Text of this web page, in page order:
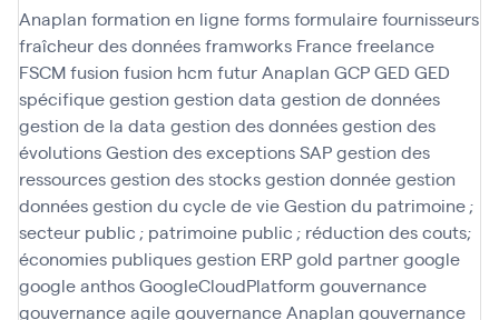
Anaplan formation en ligneformsformulairefournisseurs
fraîcheur des donnéesframworks Francefreelance
FSCMfusion fusion hcm futur Anaplan GCPGED GED
spécifiquegestion gestion data gestion de données
gestion de la data gestion des donnéesgestion des
évolutionsGestion des exceptions SAPgestion des
ressourcesgestion des stocksgestion donnéegestion
donnéesgestion du cycle de vieGestion du patrimoine ;
secteur public ; patrimoine public ; réduction des couts;
économies publiquesgestion ERPgold partnergoogle
google anthosGoogleCloudPlatform gouvernance
gouvernance agilegouvernance Anaplan gouvernance